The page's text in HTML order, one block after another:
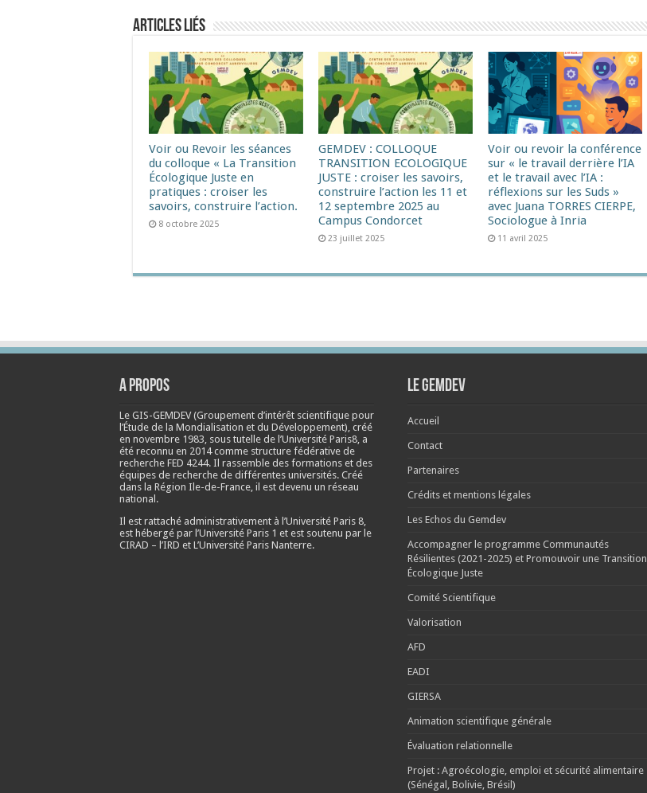
Articles liés
Voir ou Revoir les séances
du colloque « La Transition
Écologique Juste en
pratiques : croiser les
savoirs, construire l’action.
8 octobre 2025
GEMDEV : COLLOQUE
TRANSITION ECOLOGIQUE
JUSTE : croiser les savoirs,
construire l’action les 11 et
12 septembre 2025 au
Campus Condorcet
23 juillet 2025
Voir ou revoir la conférence
sur « le travail derrière l’IA
et le travail avec l’IA :
réflexions sur les Suds »
avec Juana TORRES CIERPE,
Sociologue à Inria
11 avril 2025
A propos
Le GIS-GEMDEV (Groupement d’intérêt scientifique pour
l’Étude de la Mondialisation et du Développement), créé
en novembre 1983, sous tutelle de l’Université Paris8, a
été reconnu en 2014 comme structure fédérative de
recherche FED 4244. Il rassemble des formations et des
équipes de recherche de différentes universités. Créé
dans la Région Ile-de-France, il est devenu un réseau
national.
Il est rattaché administrativement à l’Université Paris 8,
est hébergé par l’Université Paris 1 et est soutenu par le
CIRAD – l’IRD et L’Université Paris Nanterre.
Le Gemdev
Accueil
Contact
Partenaires
Crédits et mentions légales
Les Echos du Gemdev
Accompagner le programme Communautés
Résilientes (2021-2025) et Promouvoir une Transition
Écologique Juste
Comité Scientifique
Valorisation
AFD
EADI
GIERSA
Animation scientifique générale
Évaluation relationnelle
Projet : Agroécologie, emploi et sécurité alimentaire
(Sénégal, Bolivie, Brésil)